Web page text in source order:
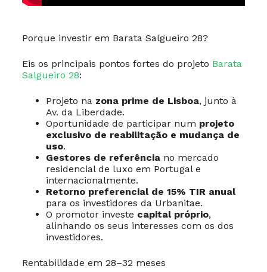
Porque investir em Barata Salgueiro 28?
Eis os principais pontos fortes do projeto Barata
Salgueiro 28:
Projeto na zona prime de Lisboa, junto à
Av. da Liberdade.
Oportunidade de participar num projeto
exclusivo de reabilitação e mudança de
uso.
Gestores de referênciano mercado
residencial de luxo em Portugal e
internacionalmente.
Retorno preferencial de 15% TIR anual
para os investidores da Urbanitae.
O promotor investe capital próprio,
alinhando os seus interesses com os dos
investidores.
Rentabilidade em 28–32 meses